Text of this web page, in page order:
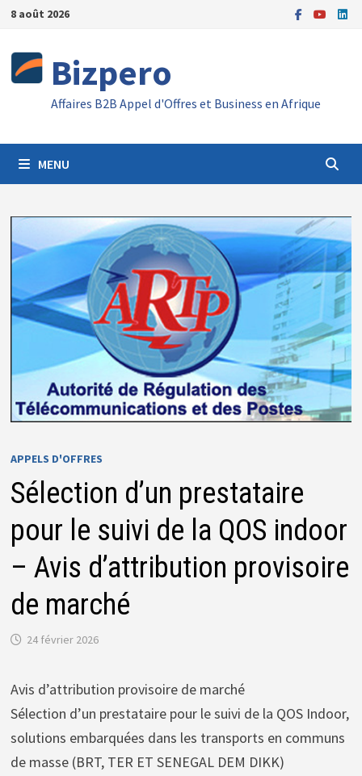
Passer
contenu
8 août 2026
Bizpero
Affaires B2B Appel d'Offres et Business en Afrique
MENU
APPELS D'OFFRES
Sélection d’un prestataire
pour le suivi de la QOS indoor
– Avis d’attribution provisoire
de marché
24 février 2026
Avis d’attribution provisoire de marché
Sélection d’un prestataire pour le suivi de la QOS Indoor,
solutions embarquées dans les transports en communs
de masse (BRT, TER ET SENEGAL DEM DIKK)